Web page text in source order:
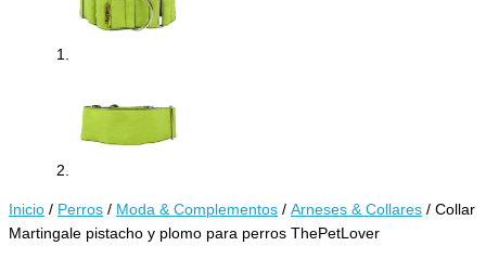
Inicio / Perros / Moda & Complementos / Arneses & Collares / Collar
Martingale pistacho y plomo para perros ThePetLover